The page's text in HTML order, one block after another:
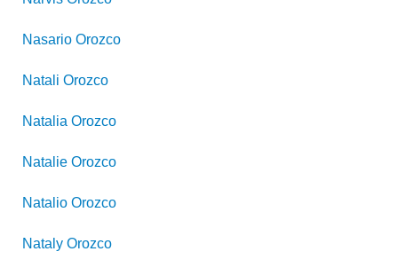
Nasario Orozco
Natali Orozco
Natalia Orozco
Natalie Orozco
Natalio Orozco
Nataly Orozco